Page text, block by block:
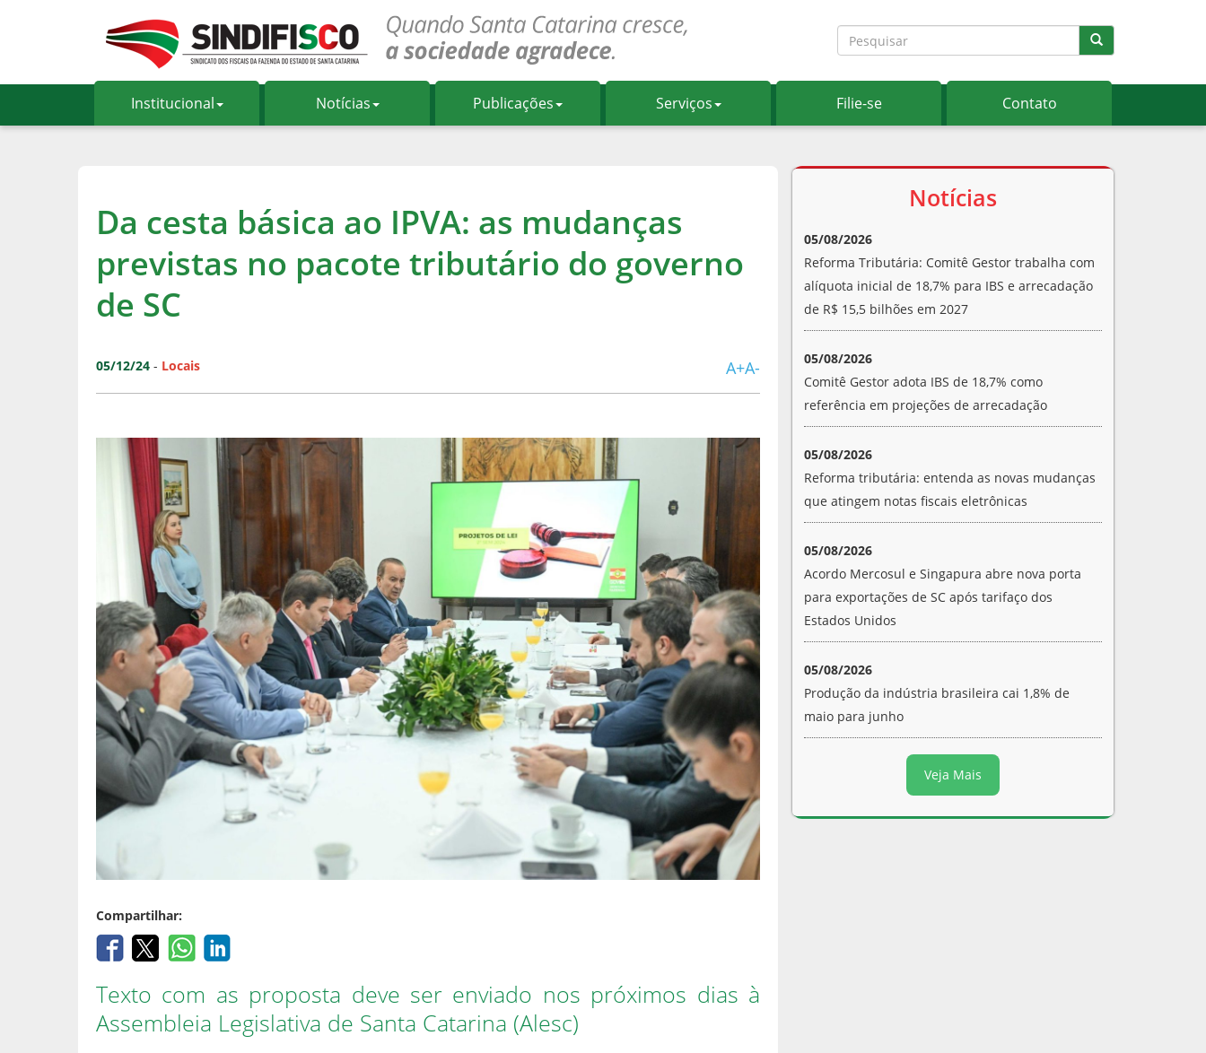
Institucional Notícias Publicações Serviços Filie-se Contato
Da cesta básica ao IPVA: as mudanças
previstas no pacote tributário do governo
de SC
05/12/24 - Locais A+A-
Compartilhar:
Texto com as proposta deve ser enviado nos próximos dias à
Assembleia Legislativa de Santa Catarina (Alesc)
Notícias
05/08/2026
Reforma Tributária: Comitê Gestor trabalha com
alíquota inicial de 18,7% para IBS e arrecadação
de R$ 15,5 bilhões em 2027
05/08/2026
Comitê Gestor adota IBS de 18,7% como
referência em projeções de arrecadação
05/08/2026
Reforma tributária: entenda as novas mudanças
que atingem notas fiscais eletrônicas
05/08/2026
Acordo Mercosul e Singapura abre nova porta
para exportações de SC após tarifaço dos
Estados Unidos
05/08/2026
Produção da indústria brasileira cai 1,8% de
maio para junho
Veja Mais